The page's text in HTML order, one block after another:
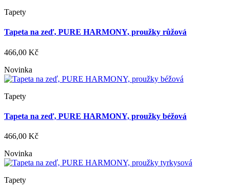
Tapety
Tapeta na zeď, PURE HARMONY, proužky růžová
466,00 Kč
Novinka
Tapety
Tapeta na zeď, PURE HARMONY, proužky béžová
466,00 Kč
Novinka
Tapety